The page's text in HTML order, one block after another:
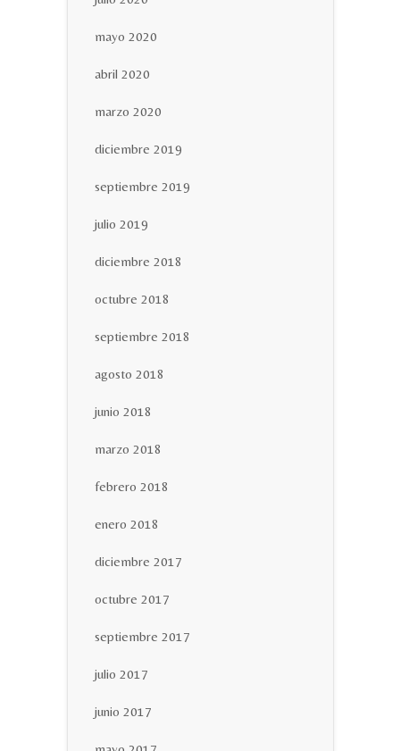
mayo 2020
abril 2020
marzo 2020
diciembre 2019
septiembre 2019
julio 2019
diciembre 2018
octubre 2018
septiembre 2018
agosto 2018
junio 2018
marzo 2018
febrero 2018
enero 2018
diciembre 2017
octubre 2017
septiembre 2017
julio 2017
junio 2017